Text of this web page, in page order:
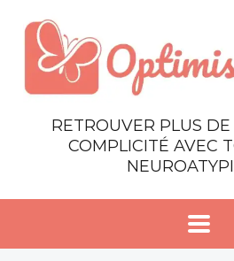
RETROUVER PLUS
COMPLICITÉ AVEC